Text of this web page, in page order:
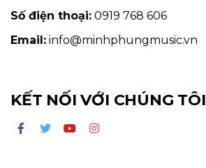
Số điện thoại: 0919 768 606
Email: info@minhphungmusic.vn
KẾT NỐI VỚI CHÚNG TÔI